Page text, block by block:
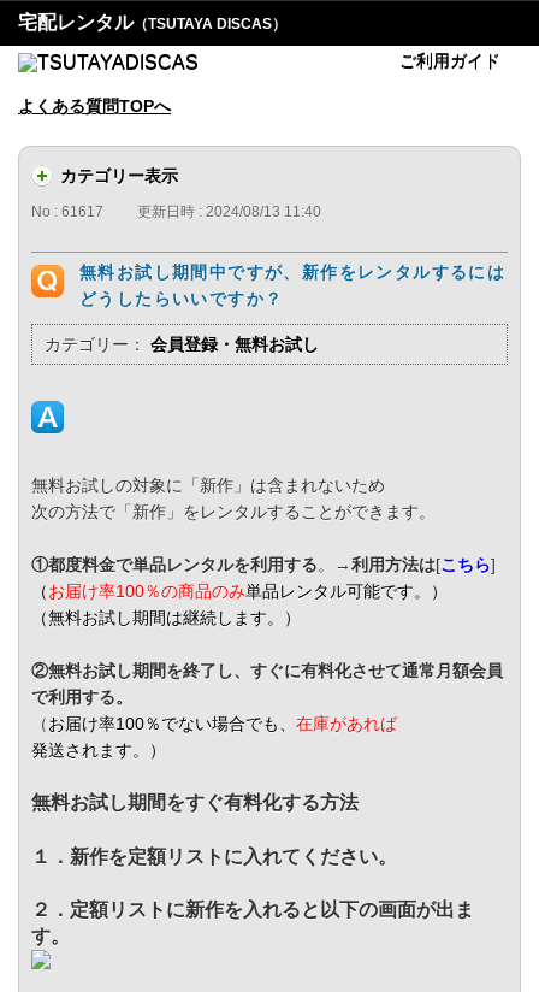
宅配レンタル（TSUTAYA DISCAS）
ご利用ガイド
よくある質問TOPへ
カテゴリー表示
No : 61617 更新日時 : 2024/08/13 11:40
無料お試し期間中ですが、新作をレンタルするには
どうしたらいいですか？
カテゴリー： 会員登録・無料お試し
無料お試しの対象に「新作」は含まれないため
次の方法で「新作」をレンタルすることができます。
①都度料金で単品レンタルを利用する。→利用方法は[こちら]
（お届け率100％の商品のみ単品レンタル可能です。）
（無料お試し期間は継続します。）
②無料お試し期間を終了し、すぐに有料化させて通常月額会員
で利用する。
（お届け率100％でない場合でも、 在庫があれば
発送されます。）
無料お試し期間をすぐ有料化する方法
１．新作を定額リストに入れてください。
２．定額リストに新作を入れると以下の画面が出ま
す。